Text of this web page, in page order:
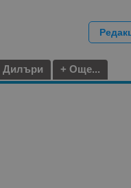
Дилъри + Още...